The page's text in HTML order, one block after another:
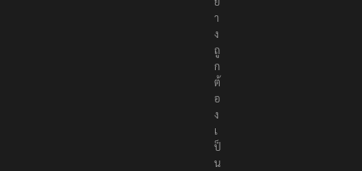
า
ง
ถู
ก
ต้
อ
ง
เ
ป็
น